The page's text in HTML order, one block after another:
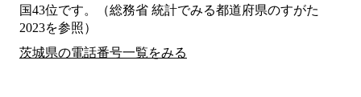
国43位です。（総務省 統計でみる都道府県のすがた
2023を参照）
茨城県の電話番号一覧をみる